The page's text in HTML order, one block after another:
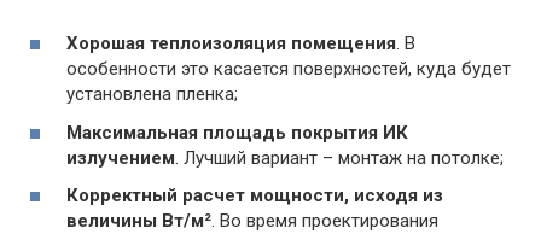
Хорошая теплоизоляция помещения. В
особенности это касается поверхностей, куда будет
установлена пленка;
Максимальная площадь покрытия ИК
излучением. Лучший вариант – монтаж на потолке;
Корректный расчет мощности, исходя из
величины Вт/м². Во время проектирования